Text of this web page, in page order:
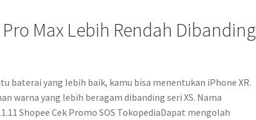
Max Lebih Rendah Dibanding
baterai yang lebih baik, kamu bisa menentukan iPhone XR.
warna yang lebih beragam dibanding seri XS. Nama
Shopee Cek Promo SOS TokopediaDapat mengolah